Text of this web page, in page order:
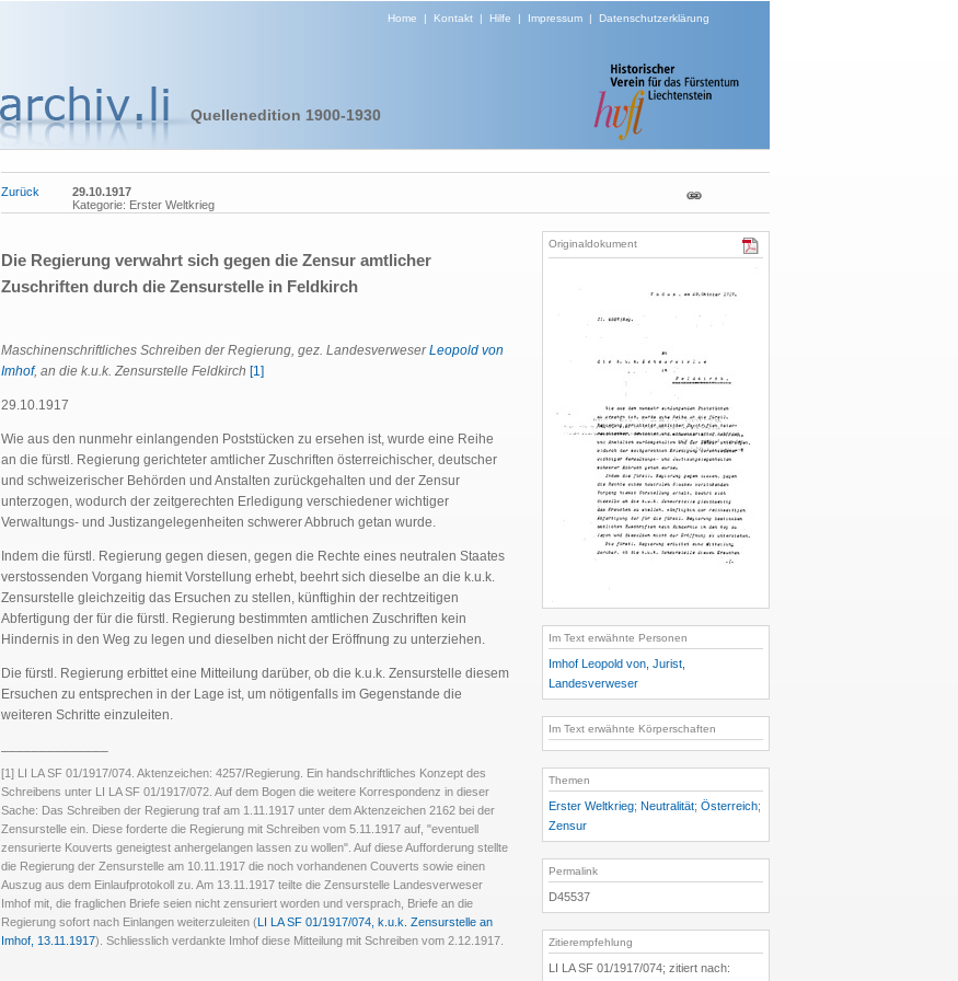
Home | Kontakt| Hilfe | Impressum| Datenschutzerklärung
Quellenedition 1900-1930
Zurück
29.10.1917
Kategorie: Erster Weltkrieg
Die Regierung verwahrt sich gegen die Zensur amtlicher
Zuschriften durch die Zensurstelle in Feldkirch
Maschinenschriftliches Schreiben der Regierung, gez. LandesverweserLeopold von
Imhof, an die k.u.k. Zensurstelle Feldkirch [1]
29.10.1917
Wie aus den nunmehr einlangenden Poststücken zu ersehen ist, wurde eine Reihe
an die fürstl. Regierung gerichteter amtlicher Zuschriften österreichischer, deutscher
und schweizerischer Behörden und Anstalten zurückgehalten und der Zensur
unterzogen, wodurch der zeitgerechten Erledigung verschiedener wichtiger
Verwaltungs- und Justizangelegenheiten schwerer Abbruch getan wurde.
Indem die fürstl. Regierung gegen diesen, gegen die Rechte eines neutralen Staates
verstossenden Vorgang hiemit Vorstellung erhebt, beehrt sich dieselbe an die k.u.k.
Zensurstelle gleichzeitig das Ersuchen zu stellen, künftighin der rechtzeitigen
Abfertigung der für die fürstl. Regierung bestimmten amtlichen Zuschriften kein
Hindernis in den Weg zu legen und dieselben nicht der Eröffnung zu unterziehen.
Die fürstl. Regierung erbittet eine Mitteilung darüber, ob die k.u.k. Zensurstelle diesem
Ersuchen zu entsprechen in der Lage ist, um nötigenfalls im Gegenstande die
weiteren Schritte einzuleiten.
[1] LI LA SF 01/1917/074. Aktenzeichen: 4257/Regierung. Ein handschriftliches Konzept des
Schreibens unter LI LA SF 01/1917/072. Auf dem Bogen die weitere Korrespondenz in dieser
Sache: Das Schreiben der Regierung traf am 1.11.1917 unter dem Aktenzeichen 2162 bei der
Zensurstelle ein. Diese forderte die Regierung mit Schreiben vom 5.11.1917 auf, "eventuell
zensurierte Kouverts geneigtest anhergelangen lassen zu wollen". Auf diese Aufforderung stellte
die Regierung der Zensurstelle am 10.11.1917 die noch vorhandenen Couverts sowie einen
Auszug aus dem Einlaufprotokoll zu. Am 13.11.1917 teilte die Zensurstelle Landesverweser
Imhof mit, die fraglichen Briefe seien nicht zensuriert worden und versprach, Briefe an die
Regierung sofort nach Einlangen weiterzuleiten (LI LA SF 01/1917/074, k.u.k. Zensurstelle an
Imhof, 13.11.1917). Schliesslich verdankte Imhof diese Mitteilung mit Schreiben vom 2.12.1917.
Originaldokument
Im Text erwähnte Personen
Imhof Leopold von, Jurist,
Landesverweser
Im Text erwähnte Körperschaften
Themen
Erster Weltkrieg; Neutralität; Österreich;
Zensur
Permalink
D45537
Zitierempfehlung
LI LA SF 01/1917/074; zitiert nach: